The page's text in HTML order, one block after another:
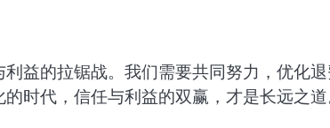
益的拉锯战。我们需要共同努力，优化
时代，信任与利益的双赢，才是长远之道